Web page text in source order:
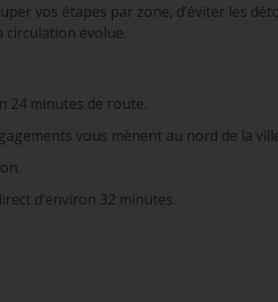
vos étapes par zone, d’éviter les
évolue.
24 minutes de route.
vous mènent au nord de la
d’environ 32 minutes.